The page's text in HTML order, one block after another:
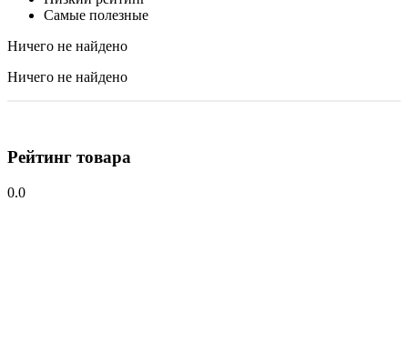
Самые полезные
Ничего не найдено
Ничего не найдено
Рейтинг товара
0.0